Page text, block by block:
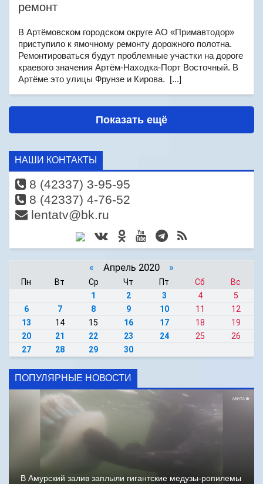
ремонт
В Артёмовском городском округе АО «Примавтодор»
приступило к ямочному ремонту дорожного полотна.
Ремонтироваться будут проблемные участки на дороге
краевого значения Артём-Находка-Порт Восточный. В
Артёме это улицы Фрунзе и Кирова. [...]
Показать ещё
НАШИ КОНТАКТЫ
8 (42337) 3-95-95
8 (42337) 4-76-52
lentatv@bk.ru
« Апрель 2020 »
Пн Вт Ср Чт Пт Сб
Вс
1
2 3 4
5
6
7 8 9 10 11
12
13
14 15 16 17 18
19
20
21 22 23 24 25
26
27
28 29 30
ПОПУЛЯРНЫЕ НОВОСТИ
В Амурский залив заплыли гигантские медузы-ропилемы